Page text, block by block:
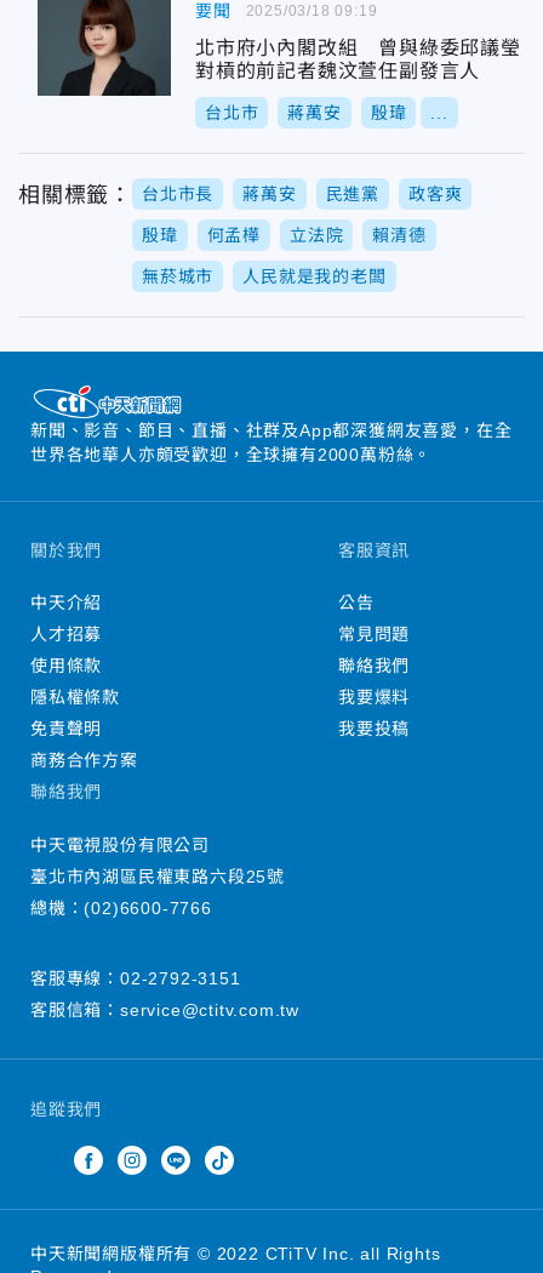
要聞
北市府小內閣改組 曾與綠委邱議瑩
對槓的前記者魏汶萱任副發言人
台北市 蔣萬安 殷瑋
2025/03/18 09:19
相關標籤： 台北市長 蔣萬安 民進黨 政客爽
殷瑋 何孟樺 立法院 賴清德
無菸城市 人民就是我的老闆
新聞、影音、節目、直播、社群及App都深獲網友喜愛，在全
世界各地華人亦頗受歡迎，全球擁有2000萬粉絲。
追蹤我們
關於我們
中天介紹
人才招募
使用條款
隱私權條款
免責聲明
商務合作方案
客服資訊
公告
常見問題
聯絡我們
我要爆料
我要投稿
聯絡我們
中天電視股份有限公司
臺北市內湖區民權東路六段25號
總機：(02)6600-7766
客服專線： 02-2792-3151
客服信箱： service@ctitv.com.tw
中天新聞網版權所有 © 2022 CTiTV Inc. all Rights